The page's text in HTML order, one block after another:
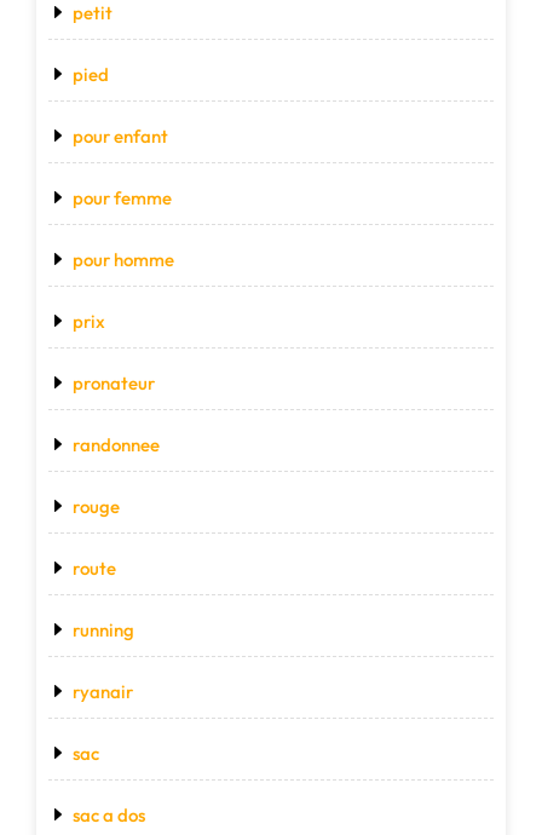
petit
pied
pour enfant
pour femme
pour homme
prix
pronateur
randonnee
rouge
route
running
ryanair
sac
sac a dos